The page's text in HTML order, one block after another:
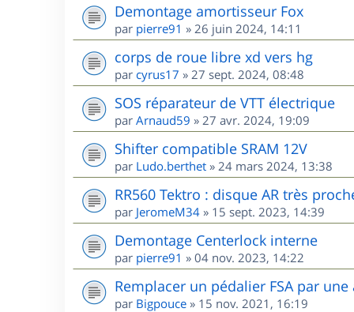
Demontage amortisseur Fox
par pierre91 » 26 juin 2024, 14:11
corps de roue libre xd vers hg
par cyrus17 » 27 sept. 2024, 08:48
SOS réparateur de VTT électrique
par Arnaud59 » 27 avr. 2024, 19:09
Shifter compatible SRAM 12V
par Ludo.berthet » 24 mars 2024, 13:38
RR560 Tektro : disque AR très
par JeromeM34 » 15 sept. 2023, 14:39
Demontage Centerlock interne
par pierre91 » 04 nov. 2023, 14:22
Remplacer un pédalier FSA par
par Bigpouce » 15 nov. 2021, 16:19